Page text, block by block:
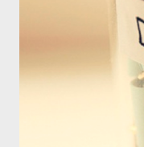
Tja, zoals gezegd, de